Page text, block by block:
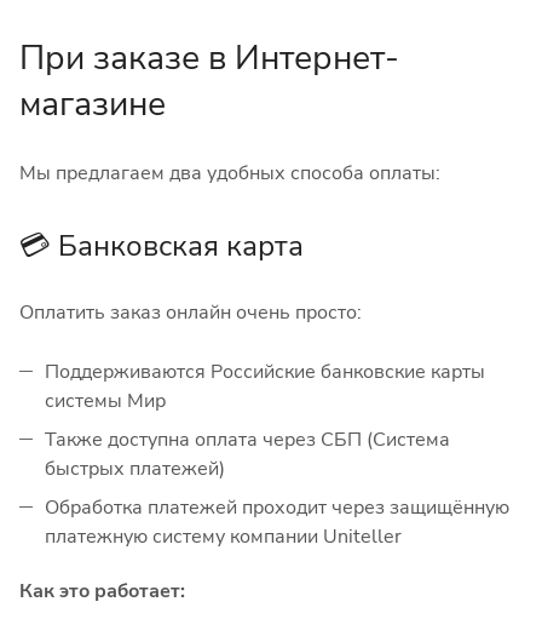
При заказе в Интернет-
магазине
Мы предлагаем два удобных способа оплаты:
💳 Банковская карта
Оплатить заказ онлайн очень просто:
Поддерживаются Российские банковские карты
системы Мир
Также доступна оплата через СБП (Система
быстрых платежей)
Обработка платежей проходит через защищённую
платежную систему компании Uniteller
Как это работает: